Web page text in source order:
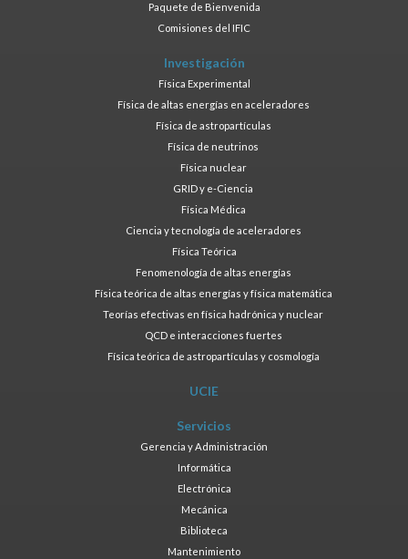
Paquete de Bienvenida
Comisiones del IFIC
Investigación
Física Experimental
Física de altas energías en aceleradores
Física de astropartículas
Física de neutrinos
Física nuclear
GRID y e-Ciencia
Física Médica
Ciencia y tecnología de aceleradores
Física Teórica
Fenomenología de altas energías
Física teórica de altas energías y física matemática
Teorías efectivas en física hadrónica y nuclear
QCD e interacciones fuertes
Física teórica de astropartículas y cosmología
UCIE
Servicios
Gerencia y Administración
Informática
Electrónica
Mecánica
Biblioteca
Mantenimiento